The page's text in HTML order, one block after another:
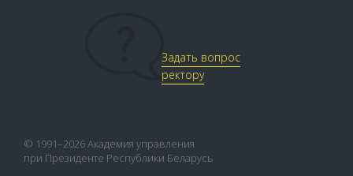
Задать вопрос
ректору
© 1991–2026 Академия управления
при Президенте Республики Беларусь